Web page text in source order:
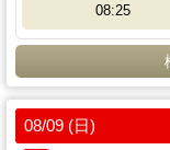
08:25
08/09 (日)